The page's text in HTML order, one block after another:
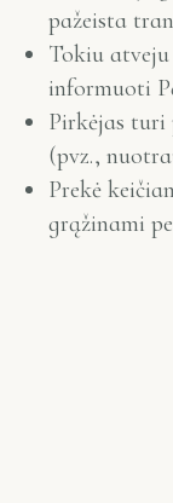
pažeista
Tokiu
informuoti
Pirkėjas turi
(pvz.,
Prekė
grąžinami